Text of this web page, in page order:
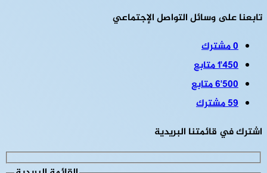
تابعنا على وسائل التواصل الإجتماعي
0مشترك
1٬450متابع
6٬500متابع
59مشترك
اشترك في قائمتنا البريدية